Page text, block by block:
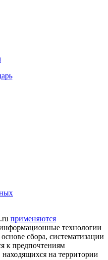
применяются
технологии
сбора, систематизации
к предпочтениям
находящихся на территории